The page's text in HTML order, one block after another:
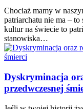
Chociaż mamy w
patriarchatu nie ma –
kultur na świecie to
stanowiska…
Dyskryminacja
przedwczesnej